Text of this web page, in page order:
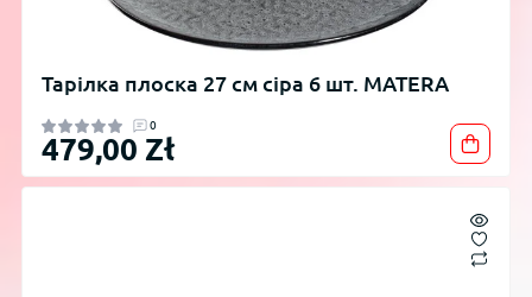
Тарілка плоска 27 см сіра 6 шт. MATERA
0
479,00 Zł